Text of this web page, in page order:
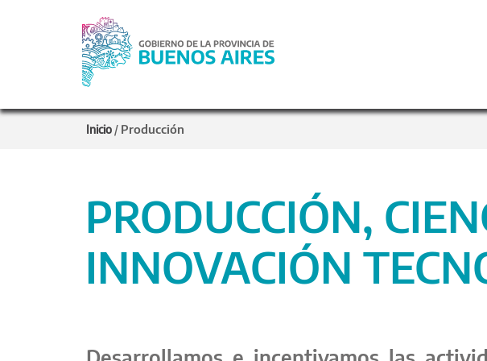
Inicio / Producción
PRODUCCIÓN,
INNOVACIÓN